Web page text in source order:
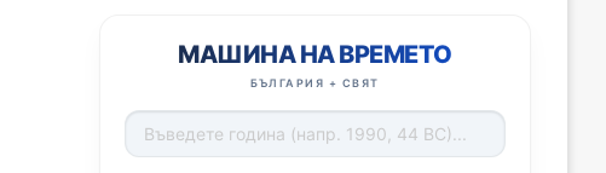
МАШИНА НА ВРЕМЕТО
БЪЛГАРИЯ + СВЯТ